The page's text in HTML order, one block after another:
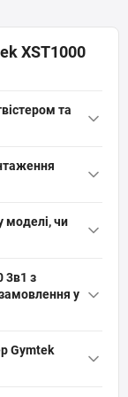
XST1000
та
кардіо;
та без
та
моделі, чи
LCD-дисплей
Модель
3в1 з
у
5907766664512)
Gymtek